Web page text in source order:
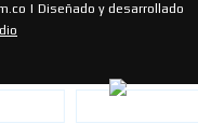
| Diseñado y desarrollado